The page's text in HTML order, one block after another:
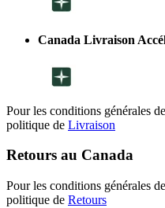
Canada Livraison
Pour les conditions générales
politique de Livraison
Retours au Canada
Pour les conditions générales
politique de Retours